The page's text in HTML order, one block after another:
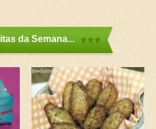
da Semana...